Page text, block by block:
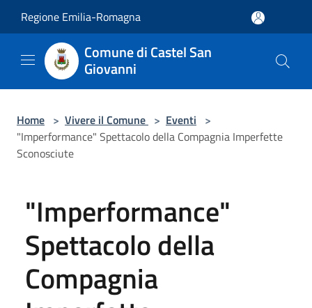
Regione Emilia-Romagna
Comune di Castel San
Giovanni
Home > Vivere il Comune > Eventi >
"Imperformance" Spettacolo della Compagnia Imperfette
Sconosciute
"Imperformance"
Spettacolo della
Compagnia